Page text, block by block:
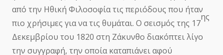
από την Ηθική Φιλοσοφία τις περιόδους που ήταν
πιο χρήσιμες για να τις θυμάται. Ο σεισμός της 17
ης
Δεκεμβρίου του 1820 στη Ζάκυνθο διακόπτει λίγο
την συγγραφή, την οποία καταπιάνει αφού